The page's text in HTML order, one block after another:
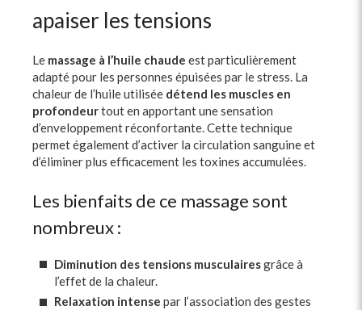
apaiser les tensions
Le massage à l’huile chaude est particulièrement
adapté pour les personnes épuisées par le stress. La
chaleur de l’huile utilisée détend les muscles en
profondeurtout en apportant une sensation
d’enveloppement réconfortante. Cette technique
permet également d’activer la circulation sanguine et
d’éliminer plus efficacement les toxines accumulées.
Les bienfaits de ce massage sont
nombreux :
Diminution des tensions musculairesgrâce à
l’effet de la chaleur.
Relaxation intense par l’association des gestes